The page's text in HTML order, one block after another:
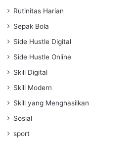
Rutinitas Harian
Sepak Bola
Side Hustle Digital
Side Hustle Online
Skill Digital
Skill Modern
Skill yang Menghasilkan
Sosial
sport